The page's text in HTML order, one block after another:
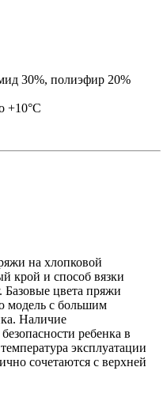
30%, полиэфир 20%
+10°С
на хлопковой
крой и способ вязки
Базовые цвета пряжи
модель с большим
Наличие
ребенка в
эксплуатации
сочетаются с верхней